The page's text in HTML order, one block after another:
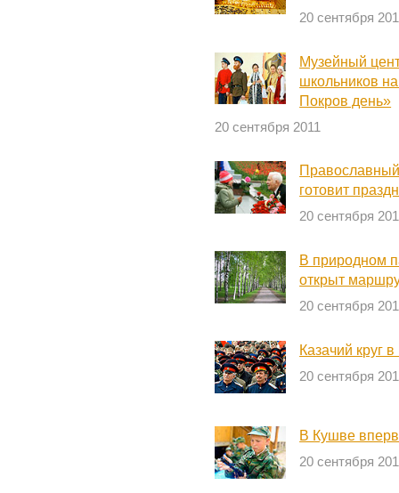
20 сентября
Музейный
школьников
Покров день»
20 сентября 2011
готовит
20 сентября
В природном
открыт
20 сентября
Казачий круг
20 сентября
В Кушве
20 сентября